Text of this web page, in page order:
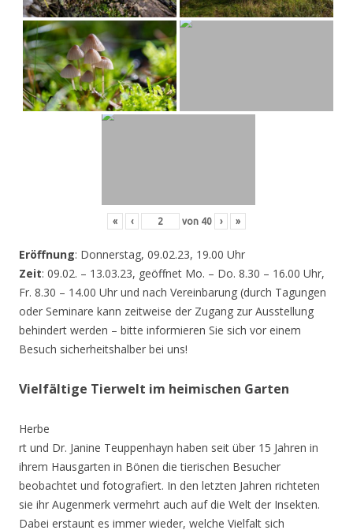
« ‹ von 40 › »
Eröffnung: Donnerstag, 09.02.23, 19.00 Uhr
Zeit: 09.02. – 13.03.23, geöffnet Mo. – Do. 8.30 – 16.00 Uhr,
Fr. 8.30 – 14.00 Uhr und nach Vereinbarung (durch Tagungen
oder Seminare kann zeitweise der Zugang zur Ausstellung
behindert werden – bitte informieren Sie sich vor einem
Besuch sicherheitshalber bei uns!
Vielfältige Tierwelt im heimischen Garten
Herbe
rt und Dr. Janine Teuppenhayn haben seit über 15 Jahren in
ihrem Hausgarten in Bönen die tierischen Besucher
beobachtet und fotografiert. In den letzten Jahren richteten
sie ihr Augenmerk vermehrt auch auf die Welt der Insekten.
Dabei erstaunt es immer wieder, welche Vielfalt sich